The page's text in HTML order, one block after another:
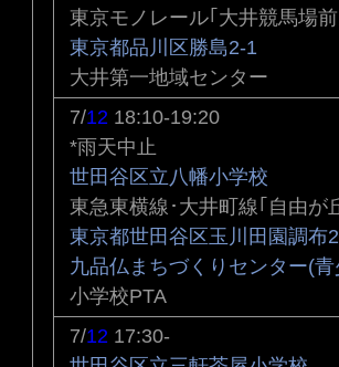
東京モノレール｢大井競馬場
東京都品川区勝島2-1
大井第一地域センター
7/12 18:10-19:20
*雨天中止
世田谷区立八幡小学校
東急東横線･大井町線｢自由が
東京都世田谷区玉川田園調布
九品仏まちづくりセンター(
小学校PTA
7/12 17:30-